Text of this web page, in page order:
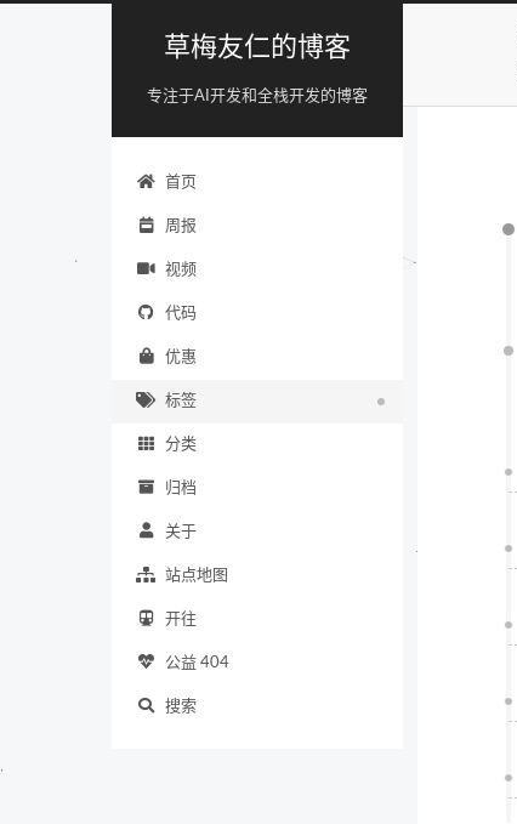
草梅友仁的博客
专注于AI开发和全栈开发的博客
首页
周报
视频
代码
优惠
标签
分类
归档
关于
站点地图
开往
公益 404
搜索